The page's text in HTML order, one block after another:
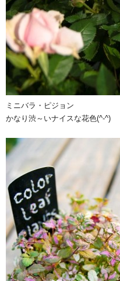
ミニバラ・ピジョン
かなり渋～いナイスな花色(^-^)